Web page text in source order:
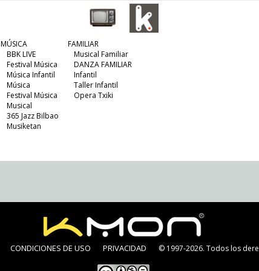
MÚSICA
BBK LIVE
Festival Música
Música Infantil
Música
Festival Música
Musical
365 Jazz Bilbao
Musiketan
FAMILIAR
Musical Familiar
DANZA FAMILIAR
Infantil
Taller Infantil
Opera Txiki
CONDICIONES DE USO PRIVACIDAD © 1997-2026. Todos los